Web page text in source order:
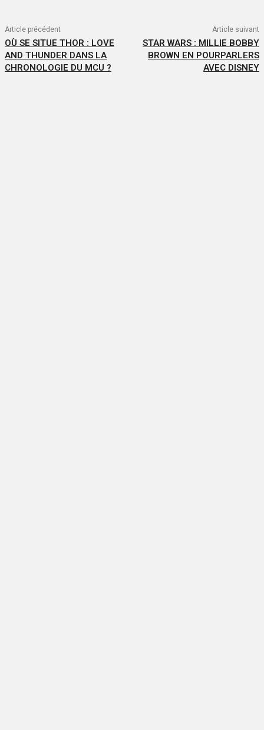
Article précédent
OÙ SE SITUE THOR : LOVE
AND THUNDER DANS LA
CHRONOLOGIE DU MCU ?
Article suivant
STAR WARS : MILLIE BOBBY
BROWN EN POURPARLERS
AVEC DISNEY